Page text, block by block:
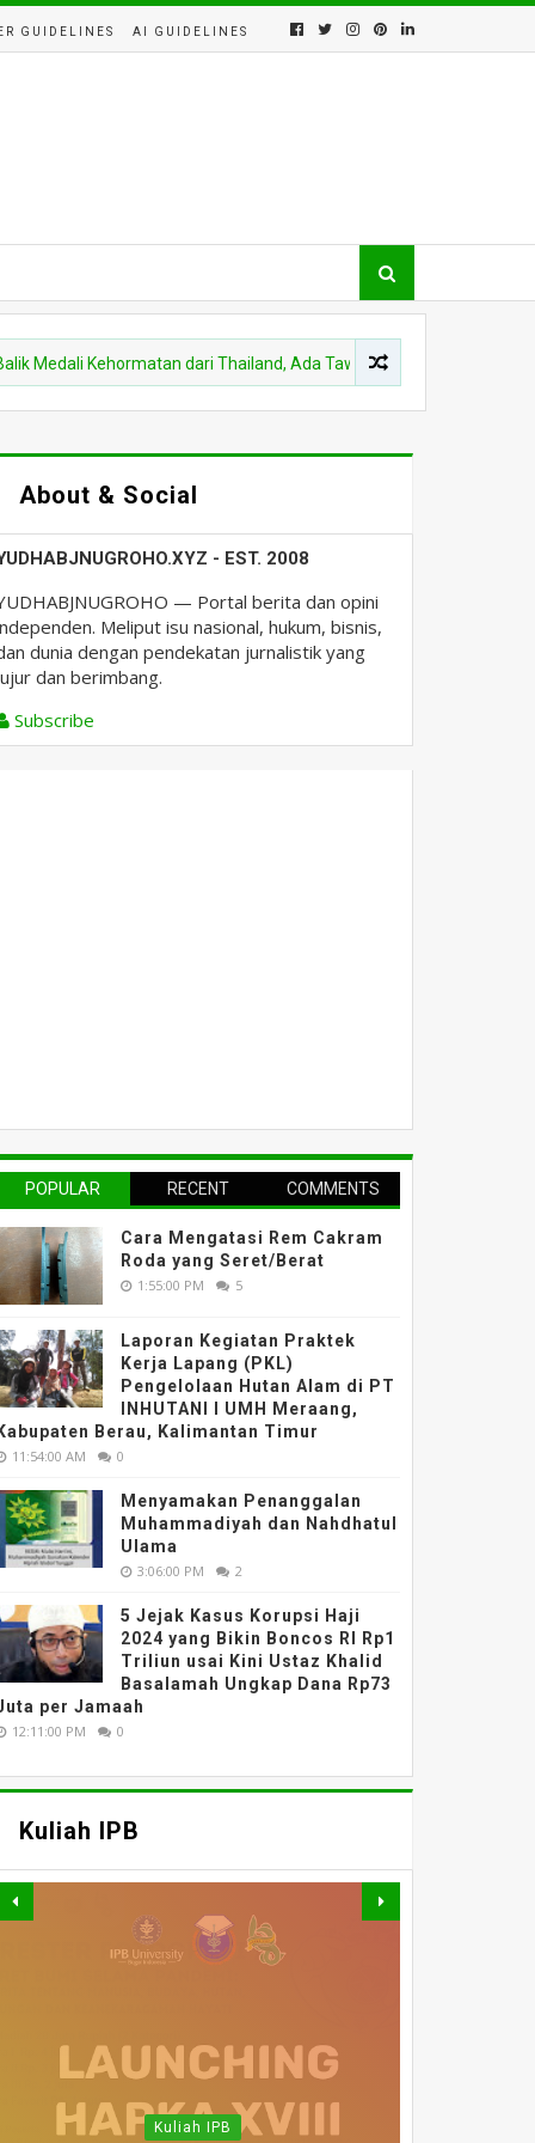
GUIDELINES AI GUIDELINES
Kehormatan dari Thailand, Ada Tawaran Strategis untuk TNI yang
About & Social
- EST. 2008
— Portal berita dan opini
Meliput isu nasional, hukum, bisnis,
dunia dengan pendekatan jurnalistik yang
dan berimbang.
Subscribe
POPULAR RECENT COMMENTS
Cara Mengatasi Rem Cakram
Roda yang Seret/Berat
1:55:00 PM 5
Laporan Kegiatan Praktek
Kerja Lapang (PKL)
Pengelolaan Hutan Alam di PT
INHUTANI I UMH Meraang,
Kabupaten Berau, Kalimantan Timur
11:54:00 AM 0
Menyamakan Penanggalan
Muhammadiyah dan Nahdhatul
Ulama
3:06:00 PM 2
5 Jejak Kasus Korupsi Haji
2024 yang Bikin Boncos RI Rp1
Triliun usai Kini Ustaz Khalid
Basalamah Ungkap Dana Rp73
per Jamaah
12:11:00 PM 0
Kuliah IPB
WEBINAR NASIONAL
Kuliah IPB
MATERI WEBINAR
DARING : PENGAJIAN
DARING : FAHUTAN TALK
SERIES 5 : PELUANG DAN
MATERI KULIAH UMUM
MATERI WEBINAR
DARING : EVALUASI